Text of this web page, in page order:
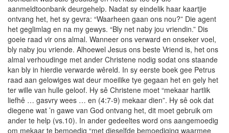
aanmeldtoonbank deurgehelp. Nadat sy eindelik haar kaartjie
ontvang het, het sy gevra: “Waarheen gaan ons nou?” Die agent
het geglimlag en na my gewys. “Bly net naby jou vriendin.” Dis
goeie raad vir ons almal. Wanneer ons verward en onseker voel,
bly naby jou vriende. Alhoewel Jesus ons beste Vriend is, het ons
almal verhoudinge met ander Christene nodig sodat ons staande
kan bly in hierdie verwarde wêreld. In sy eerste boek gee Petrus
raad aan gelowiges wat deur moeilike tye gegaan het en gely het
ter wille van hulle geloof. Hy sê Christene moet “mekaar hartlik
liefhê … gasvry wees … en (4:7-9) mekaar dien”. Hy sê ook dat
diegene wat ’n gawe van God ontvang het, dit moet gebruik om
ander te help (vs.10). In ander gedeeltes word ons aangemoedig
om mekaar te bemoedig “met dieselfde bemoediging waarmee